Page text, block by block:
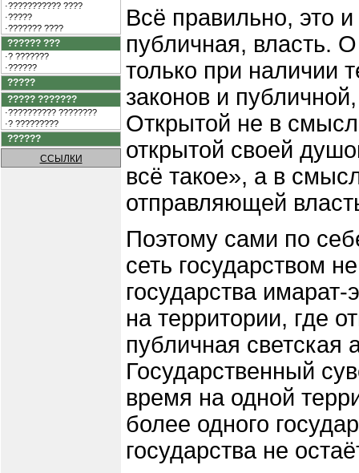
·??????????? ????
·?????
·??????? ????
?????? ???
·? ???????
·??????
?????
????? ???????
·?????????? ????????
·? ?????????
??????
ССЫЛКИ
Всё правильно, это и
публичная, власть.
только при наличии
законов и
Открытой не в
открытой своей
всё такое», а в
отправляющей
Поэтому сами по
сеть государством
государства
на территории, где
публичная
Государственный
время на одной
более одного
государства не